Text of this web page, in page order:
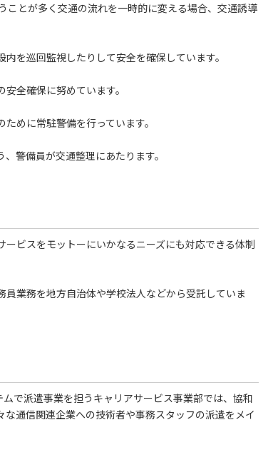
とが多く交通の流れを一時的に変える場合、交通誘導
を巡回監視したりして安全を確保しています。
全確保に努めています。
めに常駐警備を行っています。
警備員が交通整理にあたります。
ビスをモットーにいかなるニーズにも対応できる体制
業務を地方自治体や学校法人などから受託していま
で派遣事業を担うキャリアサービス事業部では、協和
通信関連企業への技術者や事務スタッフの派遣をメイ